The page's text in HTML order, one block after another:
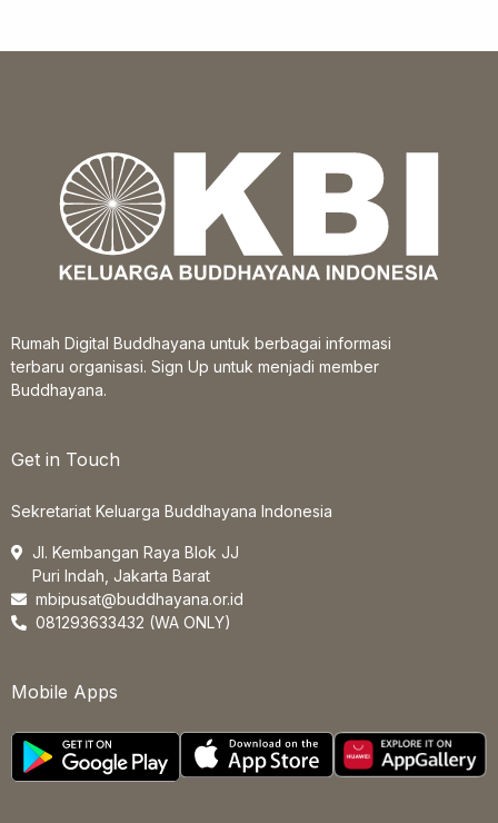
Rumah Digital Buddhayana untuk berbagai informasi
terbaru organisasi. Sign Up untuk menjadi member
Buddhayana.
Get in Touch
Sekretariat Keluarga Buddhayana Indonesia
Jl. Kembangan Raya Blok JJ
Puri Indah, Jakarta Barat
mbipusat@buddhayana.or.id
081293633432 (WA ONLY)
Mobile Apps